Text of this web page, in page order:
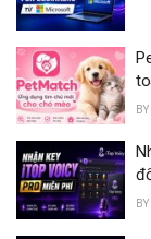
BY
BY